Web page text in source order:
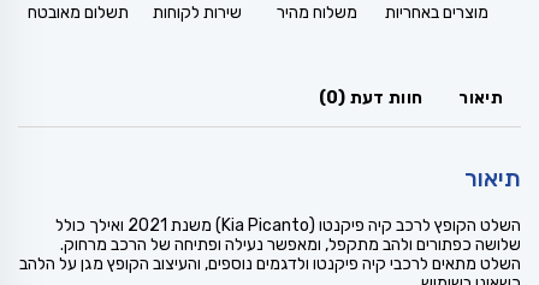
מוצרים באחריות משלוח מהיר שירות לקוחות תשלום מאובטח
תיאור חוות דעת (0)
תיאור
השלט הקופץ לרכב קיה פיקנטו (Kia Picanto) משנת 2021 ואילך כולל
שלושה כפתורים ולהב מתקפל, ומאפשר נעילה ופתיחה של הרכב מרחוק.
השלט מתאים לרכבי קיה פיקנטו ולדגמים נוספים, והעיצוב הקופץ מגן על הלהב